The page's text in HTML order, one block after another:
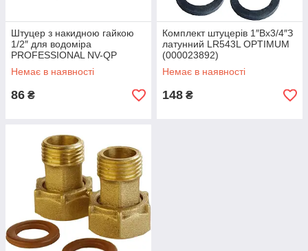
Штуцер з накидною гайкою
1/2″ для водоміра
PROFESSIONAL NV-QP
(1520) 1 штука (000013957)
Немає в наявності
86 ₴
Комплект штуцерів 1″Вх3/4″З
латунний LR543L OPTIMUM
(000023892)
Немає в наявності
148 ₴